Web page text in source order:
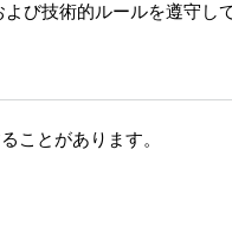
び技術的ルールを遵守し
ことがあります。